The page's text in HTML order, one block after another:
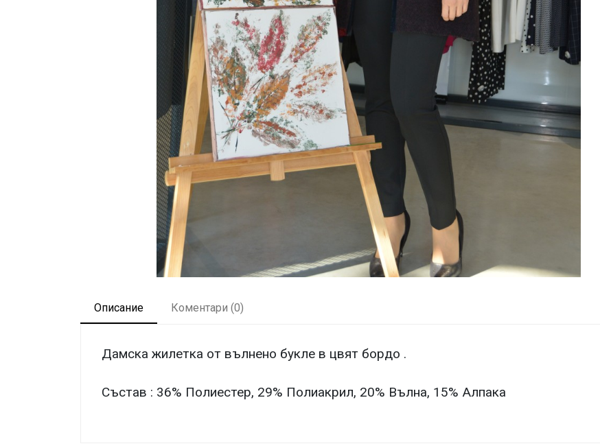
Описание Коментари (0)
Дамска жилетка от вълнено букле в цвят бордо .
Състав : 36% Полиестер, 29% Полиакрил, 20% Вълна, 15% Алпака